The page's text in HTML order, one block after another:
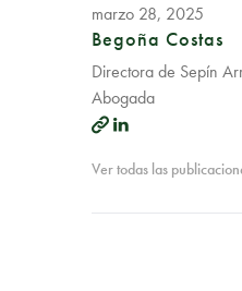
marzo 28, 2025
Begoña Costas
Directora de Sepín
Abogada
Ver todas las